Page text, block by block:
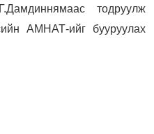
тодруулж
АМНАТ-ийг бууруулах